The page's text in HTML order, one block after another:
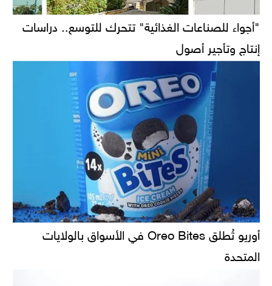
"أجواء للصناعات الغذائية" تتحرك للتوسع.. دراسات
إنتاج وتأجير أصول
أوريو تُطلق Oreo Bites في الأسواق بالولايات
المتحدة